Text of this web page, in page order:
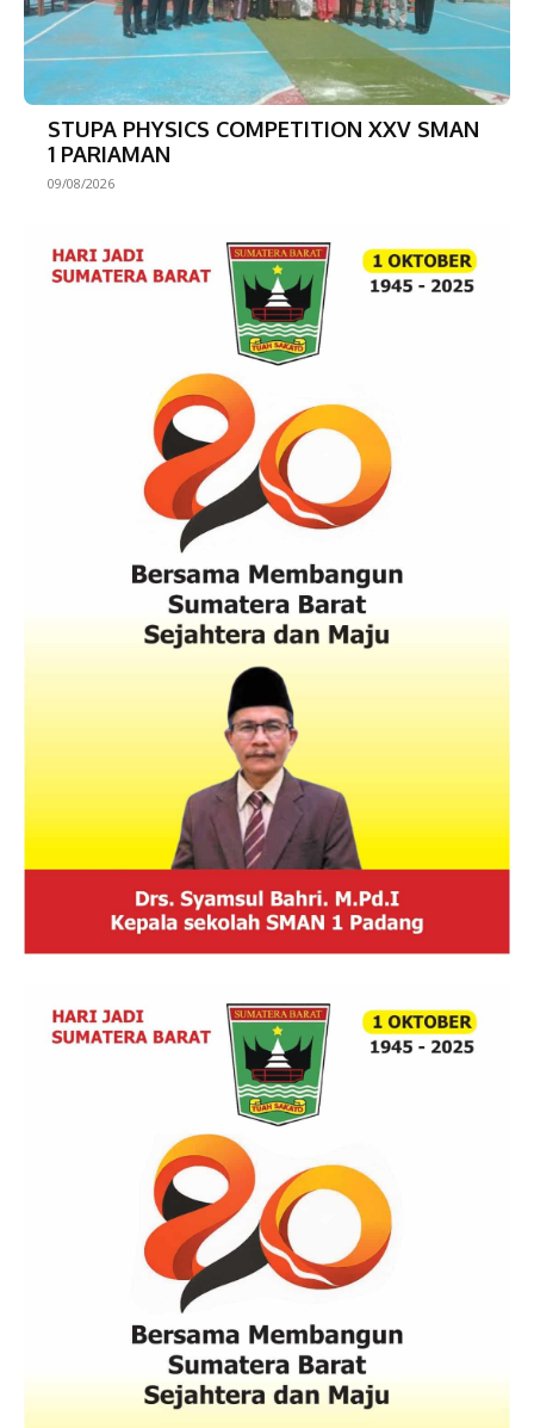
STUPA PHYSICS COMPETITION XXV SMAN
1 PARIAMAN
09/08/2026